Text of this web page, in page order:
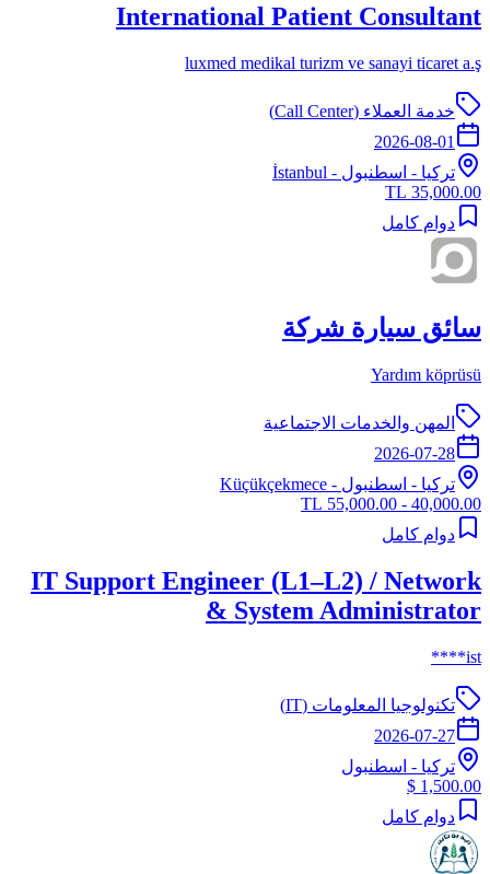
International Patient Consultant
luxmed medikal turizm ve sanayi ticaret a.ş
خدمة العملاء (Call Center)
2026-08-01
تركيا - اسطنبول - İstanbul
35,000.00 TL
دوام كامل
سائق سيارة شركة
Yardım köprüsü
المهن والخدمات الاجتماعية
2026-07-28
تركيا - اسطنبول - Küçükçekmece
40,000.00 - 55,000.00 TL
دوام كامل
IT Support Engineer (L1–L2) / Network
& System Administrator
ist****
تكنولوجيا المعلومات (IT)
2026-07-27
تركيا - اسطنبول
1,500.00 $
دوام كامل